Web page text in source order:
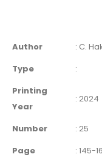
Author : C.
Type
:
Printing
Year
: 2024
Number : 25
Page
: 145-